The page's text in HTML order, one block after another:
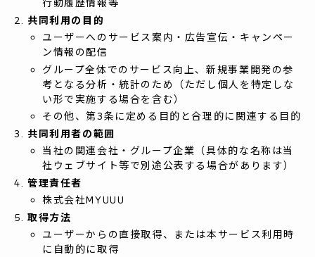
行動履歴情報等
共同利用の目的
ユーザーへのサービス案内・広告宣伝・キャンペー
ン情報の配信
グループ全体でのサービス向上、新規事業開発の参
考となる分析・統計のため（ただし個人を特定しな
い形で実施する場合を含む）
その他、第3条に定める目的と合理的に関連する目的
共同利用者の範囲
当社の関連会社・グループ企業（具体的な名称は当
社ウェブサイト等で別途公表する場合があります）
管理責任者
株式会社MYUUU
取得方法
ユーザーからの直接取得、または本サービス利用時
に自動的に取得